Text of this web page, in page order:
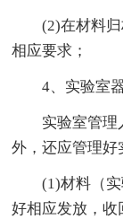
(2)在材料
相应要求；
4、实验室
实验室管理
外，还应管理好
(1)材料（
好相应发放，收